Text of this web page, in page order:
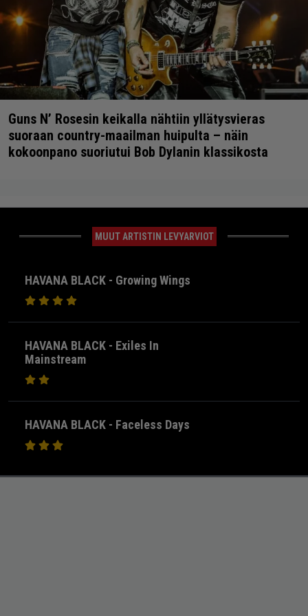
Guns N’ Rosesin keikalla nähtiin yllätysvieras
suoraan country-maailman huipulta – näin
kokoonpano suoriutui Bob Dylanin klassikosta
MUUT ARTISTIN LEVYARVIOT
HAVANA BLACK - Growing Wings
HAVANA BLACK - Exiles In
Mainstream
HAVANA BLACK - Faceless Days